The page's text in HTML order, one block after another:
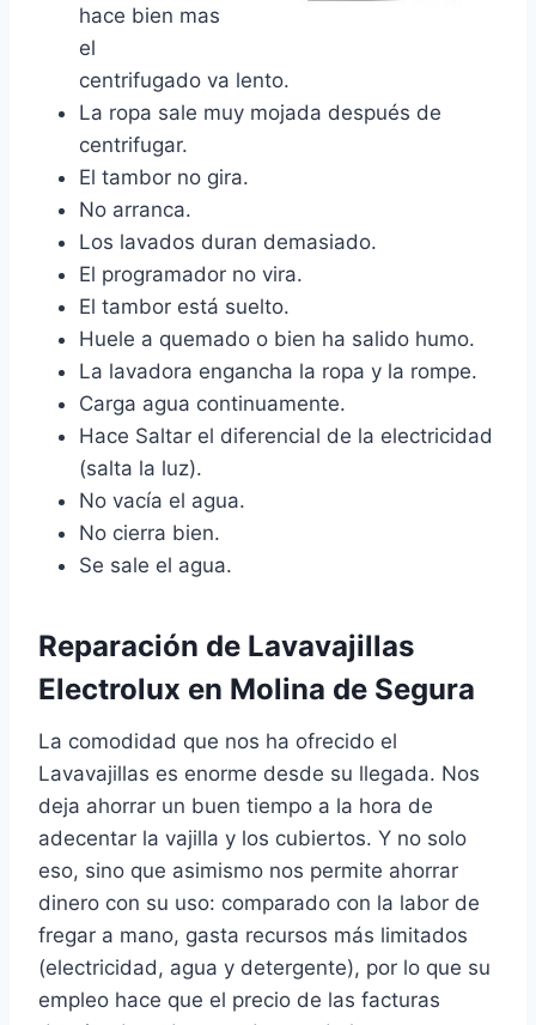
hace bien mas
el
centrifugado va lento.
La ropa sale muy mojada después de
centrifugar.
El tambor no gira.
No arranca.
Los lavados duran demasiado.
El programador no vira.
El tambor está suelto.
Huele a quemado o bien ha salido humo.
La lavadora engancha la ropa y la rompe.
Carga agua continuamente.
Hace Saltar el diferencial de la electricidad
(salta la luz).
No vacía el agua.
No cierra bien.
Se sale el agua.
Reparación de Lavavajillas
Electrolux en Molina de Segura
La comodidad que nos ha ofrecido el
Lavavajillas es enorme desde su llegada. Nos
deja ahorrar un buen tiempo a la hora de
adecentar la vajilla y los cubiertos. Y no solo
eso, sino que asimismo nos permite ahorrar
dinero con su uso: comparado con la labor de
fregar a mano, gasta recursos más limitados
(electricidad, agua y detergente), por lo que su
empleo hace que el precio de las facturas